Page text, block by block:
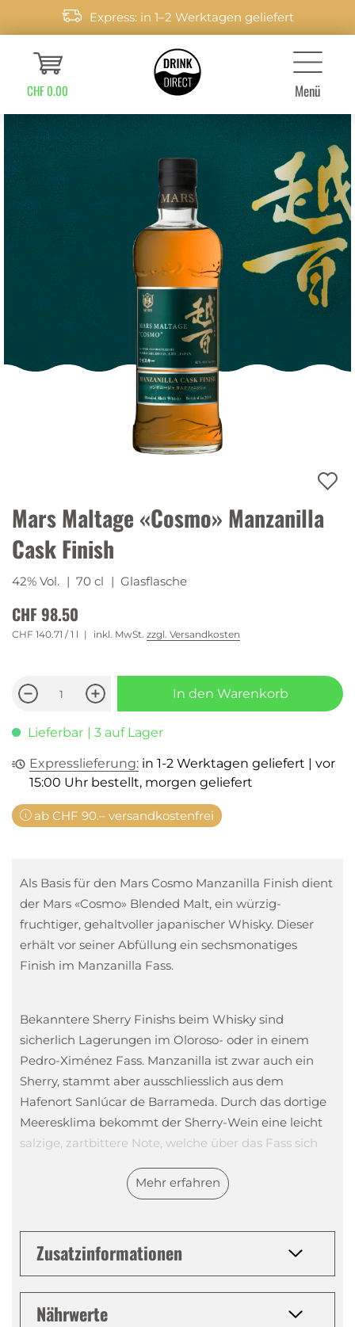
Express: in 1–2 Werktagen geliefert
CHF 0.00 Menü
Mars Maltage «Cosmo» Manzanilla
Cask Finish
42% Vol. | 70 cl | Glasflasche
CHF 98.50
CHF 140.71 / 1 l inkl. MwSt. zzgl. Versandkosten
In den Warenkorb
Lieferbar | 3 auf Lager
Expresslieferung: in 1-2 Werktagen geliefert | vor
15:00 Uhr bestellt, morgen geliefert
ab CHF 90.– versandkostenfrei
Als Basis für den Mars Cosmo Manzanilla Finish dient
der Mars «Cosmo» Blended Malt, ein würzig-
fruchtiger, gehaltvoller japanischer Whisky. Dieser
erhält vor seiner Abfüllung ein sechsmonatiges
Finish im Manzanilla Fass.
Bekanntere Sherry Finishs beim Whisky sind
sicherlich Lagerungen im Oloroso- oder in einem
Pedro-Ximénez Fass. Manzanilla ist zwar auch ein
Sherry, stammt aber ausschliesslich aus dem
Hafenort Sanlúcar de Barrameda. Durch das dortige
Meeresklima bekommt der Sherry-Wein eine leicht
salzige, zartbittere Note, welche über das Fass sich
Tasting Notes
Nase: Würzig, fruchtig, Bitterschokolade
Mehr erfahren
Zusatzinformationen
Nährwerte